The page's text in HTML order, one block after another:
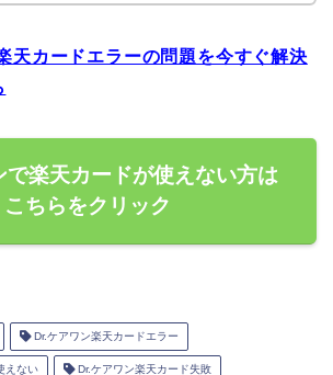
天カードエラーの問題を今すぐ解決
で楽天カードが使えない方は
こちらをクリック
Dr.ケアワン楽天カードエラー
えない Dr.ケアワン楽天カード失敗